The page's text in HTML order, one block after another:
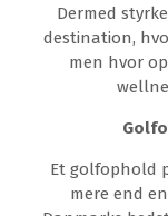
Dermed
destination,
men hvor
Et golfophold
mere end